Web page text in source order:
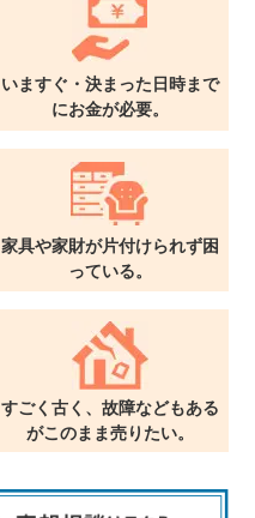
いますぐ・決まった日時まで
にお金が必要。
家具や家財が片付けられず困
っている。
すごく古く、故障などもある
がこのまま売りたい。